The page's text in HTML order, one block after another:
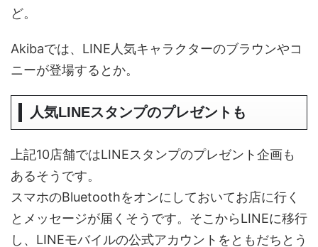
ど。
Akibaでは、LINE人気キャラクターのブラウンやコ
ニーが登場するとか。
人気LINEスタンプのプレゼントも
上記10店舗ではLINEスタンプのプレゼント企画も
あるそうです。
スマホのBluetoothをオンにしておいてお店に行く
とメッセージが届くそうです。そこからLINEに移行
し、LINEモバイルの公式アカウントをともだちとう